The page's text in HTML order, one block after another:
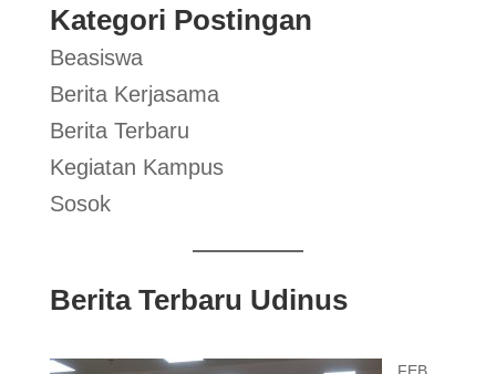
Kategori Postingan
Beasiswa
Berita Kerjasama
Berita Terbaru
Kegiatan Kampus
Sosok
Berita Terbaru Udinus